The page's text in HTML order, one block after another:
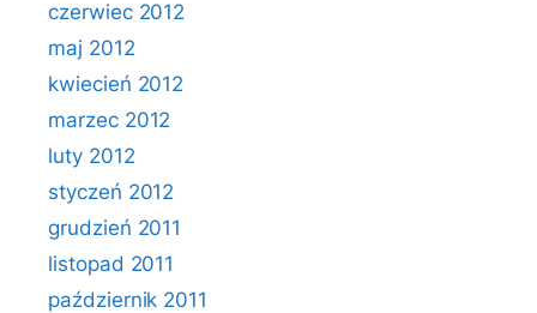
czerwiec 2012
maj 2012
kwiecień 2012
marzec 2012
luty 2012
styczeń 2012
grudzień 2011
listopad 2011
październik 2011